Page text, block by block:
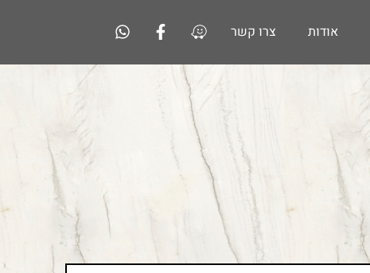
אודות צרו קשר